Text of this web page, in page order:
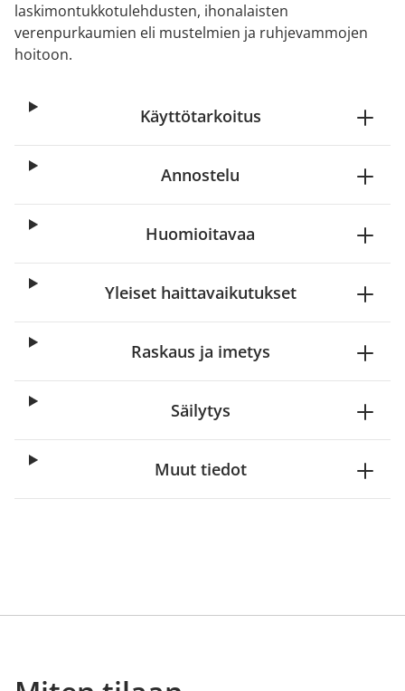
laskimontukkotulehdusten, ihonalaisten
verenpurkaumien eli mustelmien ja ruhjevammojen
hoitoon.
Käyttötarkoitus
Annostelu
Huomioitavaa
Yleiset haittavaikutukset
Raskaus ja imetys
Säilytys
Muut tiedot